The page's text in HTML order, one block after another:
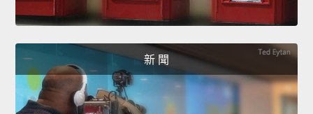
新 聞